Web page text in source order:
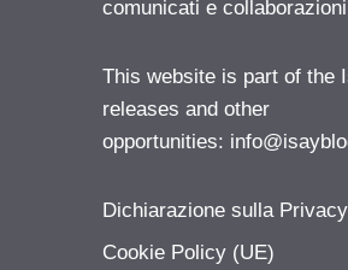
comunicati e
This website is part of the
releases and other
opportunities:
Dichiarazione sulla
Cookie Policy (UE)